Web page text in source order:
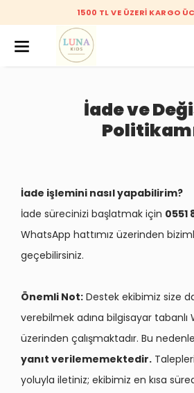
ÇOK AL
İade ve
İade işlemini nasıl yapabilirim?
İade sürecinizi başlatmak için 0551
WhatsApp hattımız üzerinden
geçebilirsiniz.
Önemli Not: Destek ekibimiz size
verebilmek adına bilgisayar tabanlı
üzerinden çalışmaktadır. Bu nedenle
yanıt verilememektedir.
yoluyla iletiniz; ekibimiz en kısa